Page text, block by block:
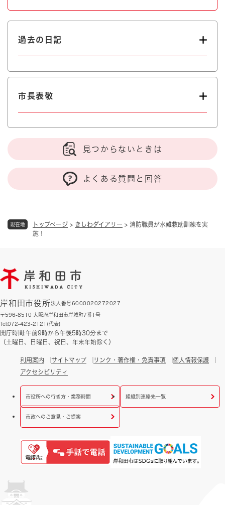
現在地 トップページ > きしわダイアリー > 消防職員が水難救助訓練を実
施！
過去の日記
市長表敬
見つからないときは
よくある質問と回答
岸和田市役所法人番号6000020272027
〒596-8510 大阪府岸和田市岸城町7番1号
Tel:072-423-2121(代表)
開庁時間:午前9時から午後5時30分まで
（土曜日、日曜日、祝日、年末年始除く）
利用案内 サイトマップ リンク・著作権・免責事項
個人情報保護
アクセシビリティ
市役所への行き方・業務時間 組織別連絡先一覧
市政へのご意見・ご提案